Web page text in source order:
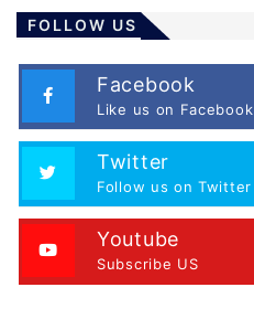
FOLLOW US
Facebook
Like us on Facebook
Twitter
Follow us on Twitter
Youtube
Subscribe US